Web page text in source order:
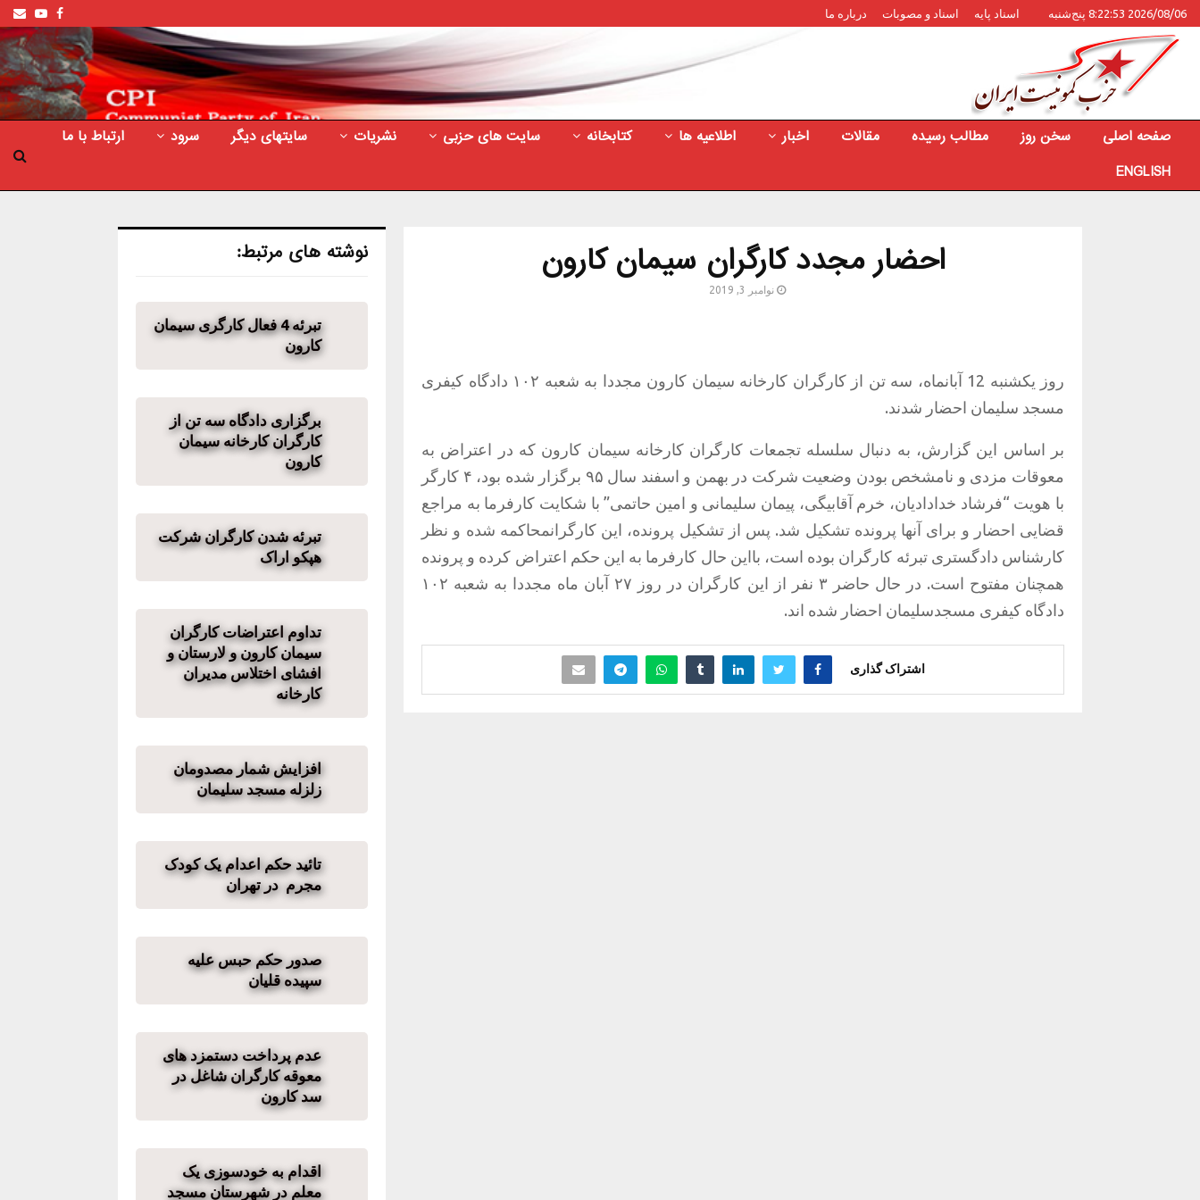
2026/08/06 8:22:53 پنج‌شنبه اسناد پایه اسناد و مصوبات درباره ما Facebook
صفحه اصلی سخن روز مطالب رسیده مقالات اخبار اطلاعیه ها کتابخانه سایت های حزبی نشریات سایتهای دیگر سرود
ارتباط با ما
ENGLISH
احضار مجدد کارگران سیمان کارون
نوامبر 3, 2019
روز یکشنبه 12 آبانماه، سه تن از کارگران کارخانه سیمان کارون مجددا به شعبه ۱۰۲ دادگاه کیفری
مسجد سلیمان احضار شدند.
بر اساس این گزارش، به‌ دنبال سلسله تجمعات کارگران کارخانه سیمان کارون که در اعتراض به
معوقات مزدی و نامشخص بودن وضعیت شرکت در بهمن و اسفند سال ۹۵ برگزار شده بود، ۴ کارگر
با هویت “فرشاد خدادادیان، خرم آقابیگی، پیمان سلیمانی و امین حاتمی” با شکایت کارفرما به مراجع
قضایی احضار و برای آنها پرونده تشکیل شد. پس از تشکیل پرونده، این کارگرانمحاکمه شده و نظر
کارشناس دادگستری تبرئه کارگران بوده است، بااین حال کارفرما به این حکم اعتراض کرده و پرونده
همچنان مفتوح است. در حال حاضر ۳ نفر از این کارگران در روز ۲۷ آبان ماه مجددا به شعبه‌ ۱۰۲
دادگاه کیفری مسجدسلیمان احضار شده اند.
اشتراک گذاری
نوشته های مرتبط:
تبرئه 4 فعال کارگری سیمان
کارون
برگزاری دادگاه سه تن از
کارگران کارخانه سیمان
کارون
تبرئه شدن کارگران شرکت
هپکو اراک
تداوم اعتراضات کارگران
سیمان کارون و لارستان و
افشای اختلاس مدیران
کارخانه
افزایش شمار مصدومان
زلزله مسجد سلیمان
تائید حکم اعدام یک کودک
مجرم در تهران
صدور حکم حبس علیه
سپیده قلیان
عدم پرداخت دستمزد های
معوقه کارگران شاغل در
سد کارون
اقدام به خودسوزی یک
معلم در شهرستان مسجد